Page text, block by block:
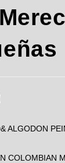
ALGODON
COLOMBIAN